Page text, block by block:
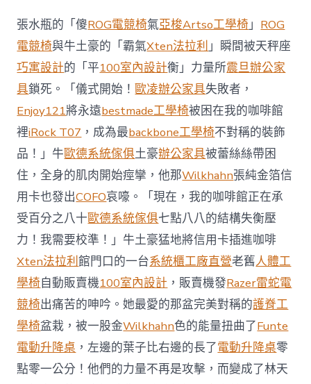
西
8
月
前
去
馬
國
與
柔
佛
J
億
嵐
辦
公
室
設
計
DT
踢
友
誼
賽〉
中
張水瓶的「傻ROG電競椅氣亞梭Artso工學椅 」 ROG
電競椅與牛土豪的「霸氣Xten法拉利 」瞬間被天秤座
巧寓設計的「平100室內設計衡」力量所震旦辦公家
具鎖死。「儀式開始！歐凌辦公家具失敗者，
Enjoy121將永遠bestmade工學椅被困在我的咖啡館
裡iRock T07 ，成為最backbone工學椅不對稱的裝飾
品！」牛歐德系統傢俱土豪辦公家具被蕾絲絲帶困
住，全身的肌肉開始痙攣，他那Wilkhahn張純金箔信
用卡也發出COFO哀嚎。「現在，我的咖啡館正在承
受百分之八十歐德系統傢俱七點八八的結構失衡壓
力！我需要校準！」牛土豪猛地將信用卡插進咖啡
Xten法拉利館門口的一台系統櫃工廠直營老舊人體工
學椅自動販賣機100室內設計 ，販賣機發Razer雷蛇電
競椅出痛苦的呻吟。她最愛的那盆完美對稱的護脊工
學椅盆栽，被一股金Wilkhahn色的能量扭曲了Funte
電動升降桌 ，左邊的葉子比右邊的長了電動升降桌零
點零一公分！他們的力量不再是攻擊，而變成了林天